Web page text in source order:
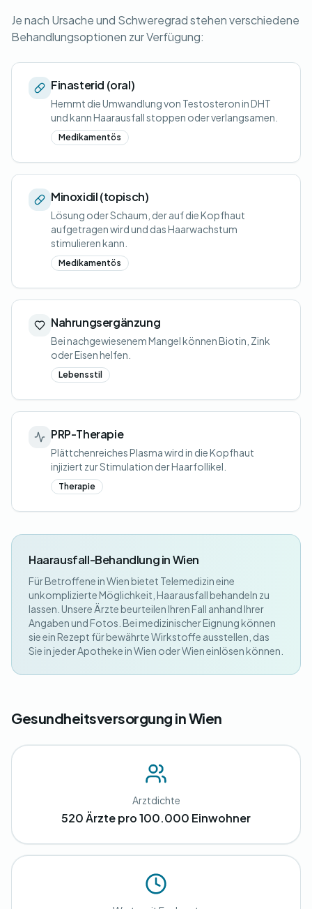
Je nach Ursache und Schweregrad stehen verschiedene
Behandlungsoptionen zur Verfügung:
Finasterid (oral)
Hemmt die Umwandlung von Testosteron in DHT
und kann Haarausfall stoppen oder verlangsamen.
Medikamentös
Minoxidil (topisch)
Lösung oder Schaum, der auf die Kopfhaut
aufgetragen wird und das Haarwachstum
stimulieren kann.
Medikamentös
Nahrungsergänzung
Bei nachgewiesenem Mangel können Biotin, Zink
oder Eisen helfen.
Lebensstil
PRP-Therapie
Plättchenreiches Plasma wird in die Kopfhaut
injiziert zur Stimulation der Haarfollikel.
Therapie
Haarausfall-Behandlung in Wien
Für Betroffene in Wien bietet Telemedizin eine
unkomplizierte Möglichkeit, Haarausfall behandeln zu
lassen. Unsere Ärzte beurteilen Ihren Fall anhand Ihrer
Angaben und Fotos. Bei medizinischer Eignung können
sie ein Rezept für bewährte Wirkstoffe ausstellen, das
Sie in jeder Apotheke in Wien oder Wien einlösen können.
Gesundheitsversorgung in Wien
Arztdichte
520 Ärzte pro 100.000 Einwohner